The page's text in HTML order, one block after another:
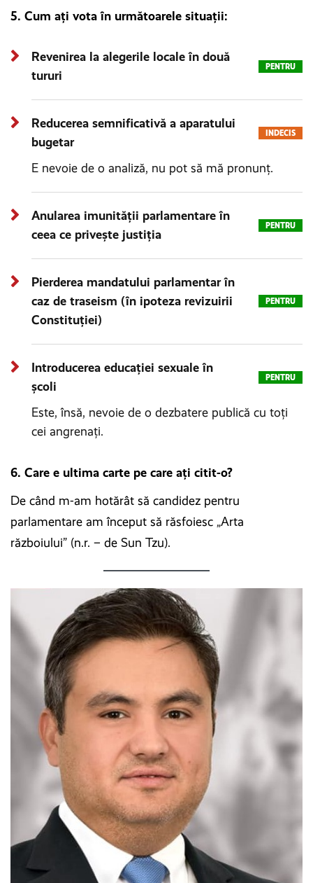
5. Cum ați vota în următoarele situații:
Revenirea la alegerile locale în două
tururi
PENTRU
Reducerea semnificativă a aparatului
bugetar
INDECIS
E nevoie de o analiză, nu pot să mă pronunț.
Anularea imunității parlamentare în
ceea ce privește justiția
PENTRU
Pierderea mandatului parlamentar în
caz de traseism (în ipoteza revizuirii
Constituției)
PENTRU
Introducerea educației sexuale în
școli
PENTRU
Este, însă, nevoie de o dezbatere publică cu toți
cei angrenați.
6. Care e ultima carte pe care ați citit-o?
De când m-am hotărât să candidez pentru
parlamentare am început să răsfoiesc „Arta
războiului” (n.r. – de Sun Tzu).